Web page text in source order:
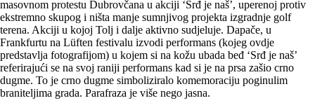
masovnom protestu Dubrovčana u akciji ‘Srđ je naš’, uperenoj protiv
ekstremno skupog i ništa manje sumnjivog projekta izgradnje golf
terena. Akciji u kojoj Tolj i dalje aktivno sudjeluje. Dapače, u
Frankfurtu na Lüften festivalu izvodi performans (kojeg ovdje
predstavlja fotografijom) u kojem si na kožu ubada beđ ‘Srđ je naš’
referirajući se na svoj raniji performans kad si je na prsa zašio crno
dugme. To je crno dugme simboliziralo komemoraciju poginulim
braniteljima grada. Parafraza je više nego jasna.